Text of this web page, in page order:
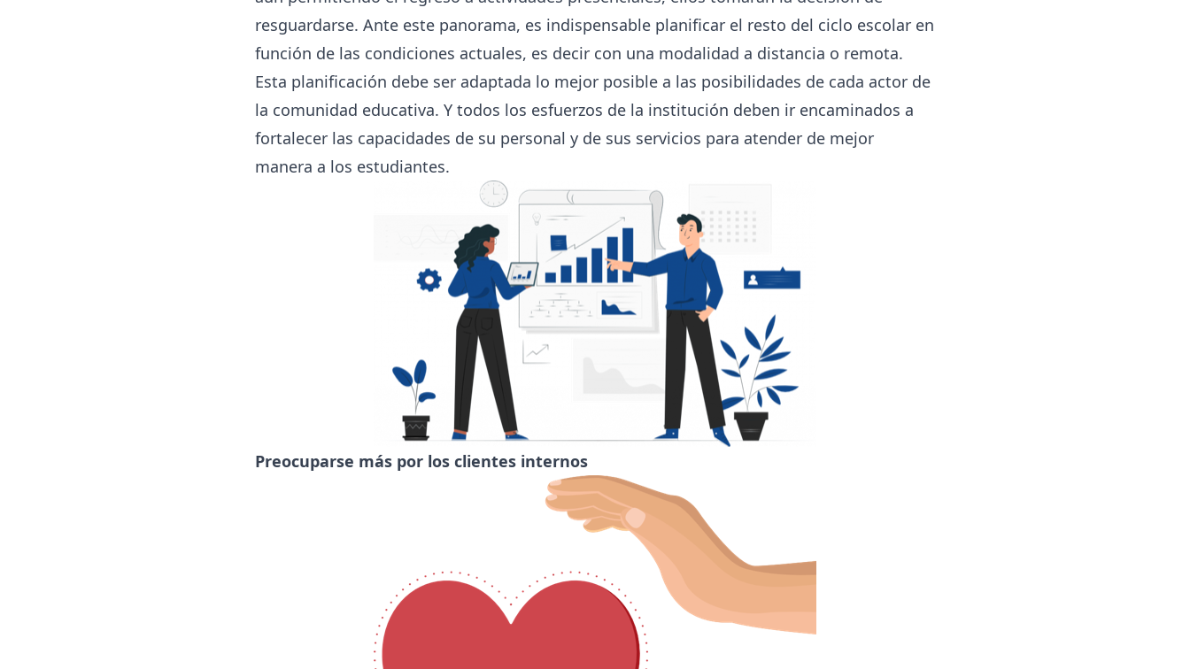
resguardarse. Ante este panorama, es indispensable planificar el resto del ciclo escolar en
función de las condiciones actuales, es decir con una modalidad a distancia o remota.
Esta planificación debe ser adaptada lo mejor posible a las posibilidades de cada actor de
la comunidad educativa. Y todos los esfuerzos de la institución deben ir encaminados a
fortalecer las capacidades de su personal y de sus servicios para atender de mejor
manera a los estudiantes.
Preocuparse más por los clientes internos